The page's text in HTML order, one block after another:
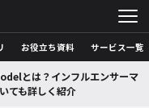
お役立ち資料 サービス一覧
とは？インフルエンサーマ
ても詳しく紹介